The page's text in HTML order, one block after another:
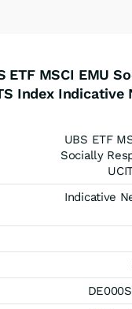
ETF MSCI EMU
Index Indicative
UBS ETF
Socially
Indicative